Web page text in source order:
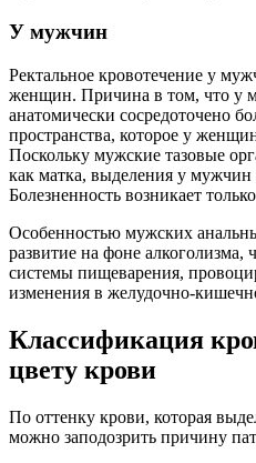
У мужчин
Ректальное кровотечение у
женщин. Причина в том, что у
анатомически сосредоточено
пространства, которое у
Поскольку мужские тазовые
как матка, выделения у
Болезненность возникает
Особенностью мужских
развитие на фоне
системы пищеварения,
изменения в желудочно-
Классификация
цвету крови
По оттенку крови, которая
можно заподозрить причину